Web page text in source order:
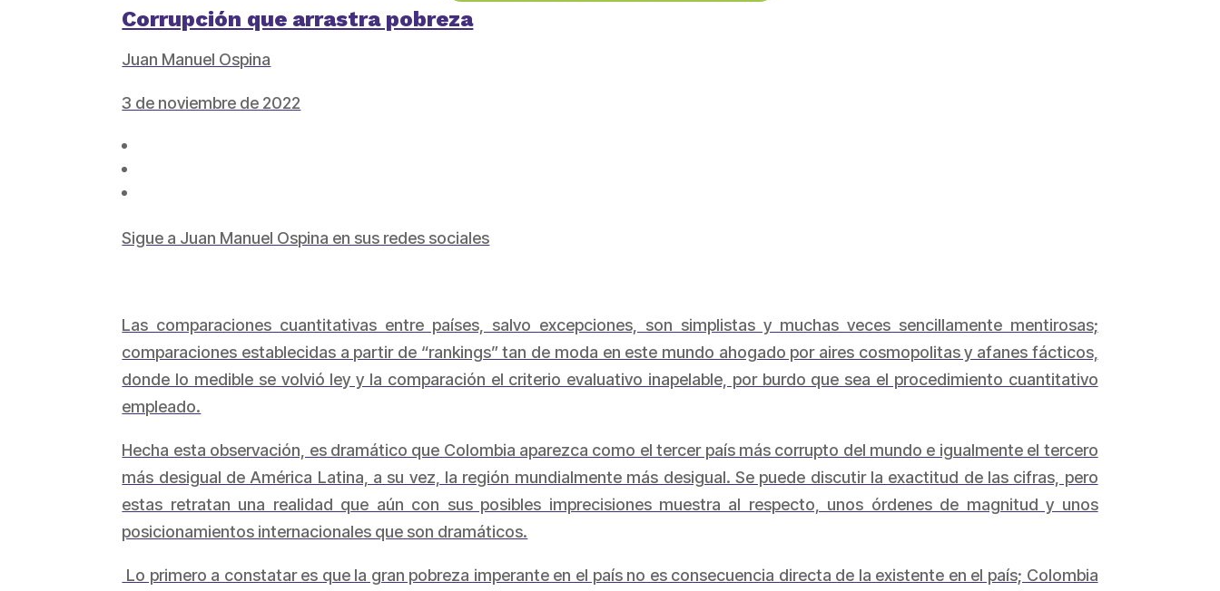
Corrupción que arrastra pobreza
Juan Manuel Ospina
3 de noviembre de 2022
Sigue a Juan Manuel Ospina en sus redes sociales
Las comparaciones cuantitativas entre países, salvo excepciones, son simplistas y muchas veces sencillamente mentirosas;
comparaciones establecidas a partir de “rankings” tan de moda en este mundo ahogado por aires cosmopolitas y afanes fácticos,
donde lo medible se volvió ley y la comparación el criterio evaluativo inapelable, por burdo que sea el procedimiento cuantitativo
empleado.
Hecha esta observación, es dramático que Colombia aparezca como el tercer país más corrupto del mundo e igualmente el tercero
más desigual de América Latina, a su vez, la región mundialmente más desigual. Se puede discutir la exactitud de las cifras, pero
estas retratan una realidad que aún con sus posibles imprecisiones muestra al respecto, unos órdenes de magnitud y unos
posicionamientos internacionales que son dramáticos.
Lo primero a constatar es que la gran pobreza imperante en el país no es consecuencia directa de la existente en el país; Colombia